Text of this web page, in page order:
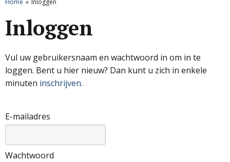
Inloggen
Vul uw gebruikersnaam en wachtwoord in om in te
loggen. Bent u hier nieuw? Dan kunt u zich in enkele
minuten inschrijven.
E-mailadres
Wachtwoord